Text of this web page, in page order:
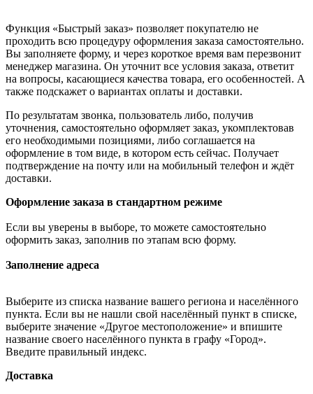
Функция «Быстрый заказ» позволяет покупателю не
проходить всю процедуру оформления заказа самостоятельно.
Вы заполняете форму, и через короткое время вам перезвонит
менеджер магазина. Он уточнит все условия заказа, ответит
на вопросы, касающиеся качества товара, его особенностей. А
также подскажет о вариантах оплаты и доставки.
По результатам звонка, пользователь либо, получив
уточнения, самостоятельно оформляет заказ, укомплектовав
его необходимыми позициями, либо соглашается на
оформление в том виде, в котором есть сейчас. Получает
подтверждение на почту или на мобильный телефон и ждёт
доставки.
Оформление заказа в стандартном режиме
Если вы уверены в выборе, то можете самостоятельно
оформить заказ, заполнив по этапам всю форму.
Заполнение адреса
Выберите из списка название вашего региона и населённого
пункта. Если вы не нашли свой населённый пункт в списке,
выберите значение «Другое местоположение» и впишите
название своего населённого пункта в графу «Город».
Введите правильный индекс.
Доставка